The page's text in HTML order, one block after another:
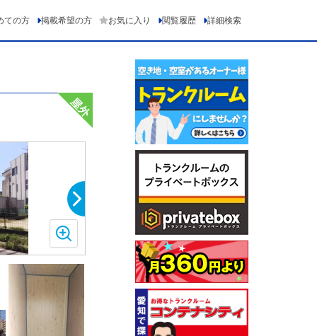
ての方 掲載希望の方 お気に入り 閲覧履歴 詳細検索